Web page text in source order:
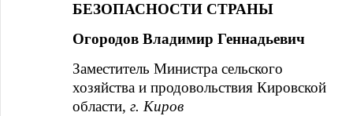
БЕЗОПАСНОСТИ СТРАНЫ
Огородов Владимир Геннадьевич
Заместитель Министра сельского
хозяйства и продовольствия Кировской
области, г. Киров